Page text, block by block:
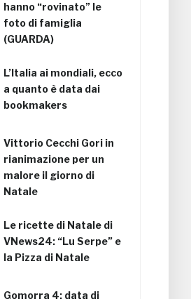
hanno “rovinato” le
foto di famiglia
(GUARDA)
L’Italia ai mondiali, ecco
a quanto è data dai
bookmakers
Vittorio Cecchi Gori in
rianimazione per un
malore il giorno di
Natale
Le ricette di Natale di
VNews24: “Lu Serpe” e
la Pizza di Natale
Gomorra 4: data di